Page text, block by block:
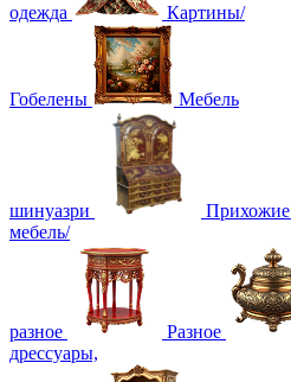
одежда Картины/
Гобелены Мебель
шинуазри Прихожие
мебель/
разное Разное
дрессуары,